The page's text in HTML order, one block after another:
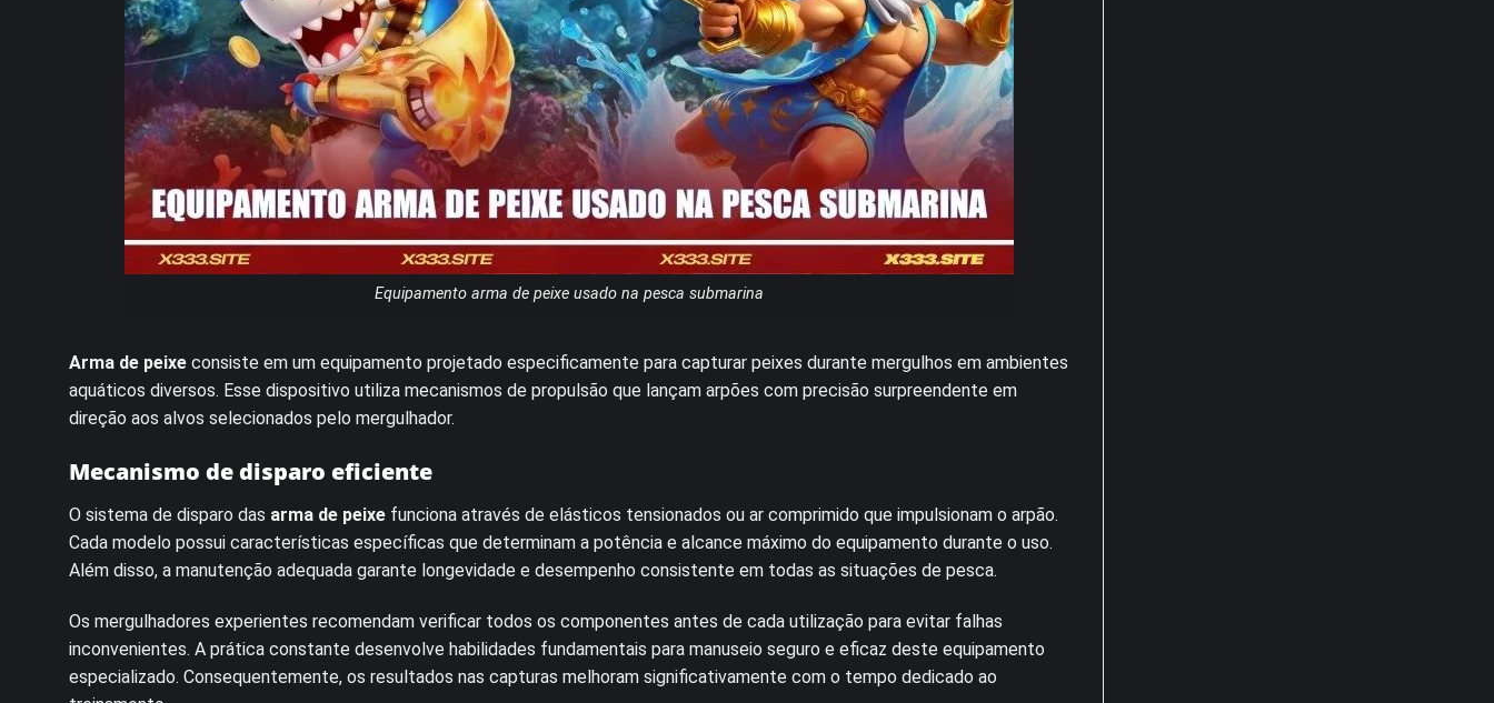
Equipamento arma de peixe usado na pesca submarina
Arma de peixe consiste em um equipamento projetado especificamente para capturar peixes durante mergulhos em ambientes
aquáticos diversos. Esse dispositivo utiliza mecanismos de propulsão que lançam arpões com precisão surpreendente em
direção aos alvos selecionados pelo mergulhador.
Mecanismo de disparo eficiente
O sistema de disparo das arma de peixe funciona através de elásticos tensionados ou ar comprimido que impulsionam o arpão.
Cada modelo possui características específicas que determinam a potência e alcance máximo do equipamento durante o uso.
Além disso, a manutenção adequada garante longevidade e desempenho consistente em todas as situações de pesca.
Os mergulhadores experientes recomendam verificar todos os componentes antes de cada utilização para evitar falhas
inconvenientes. A prática constante desenvolve habilidades fundamentais para manuseio seguro e eficaz deste equipamento
especializado. Consequentemente, os resultados nas capturas melhoram significativamente com o tempo dedicado ao